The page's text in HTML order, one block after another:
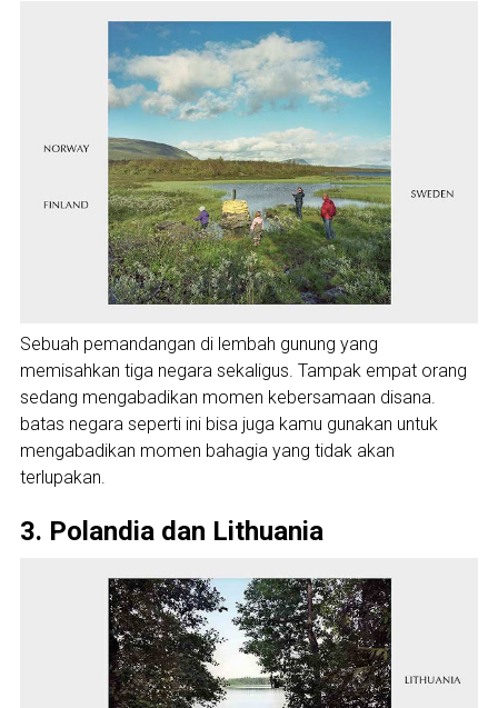
Sebuah pemandangan di lembah gunung yang
memisahkan tiga negara sekaligus. Tampak empat orang
sedang mengabadikan momen kebersamaan disana.
batas negara seperti ini bisa juga kamu gunakan untuk
mengabadikan momen bahagia yang tidak akan
terlupakan.
3. Polandia dan Lithuania